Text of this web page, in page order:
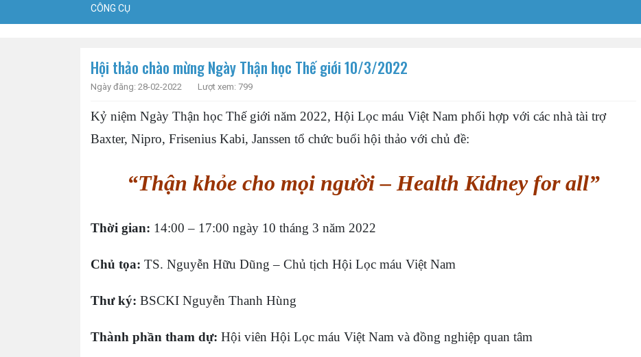
CÔNG CỤ
Hội thảo chào mừng Ngày Thận học Thế giới 10/3/2022
Ngày đăng: 28-02-2022 Lượt xem: 799
Kỷ niệm Ngày Thận học Thế giới năm 2022, Hội Lọc máu Việt Nam phối hợp với các nhà tài trợ
Baxter, Nipro, Frisenius Kabi, Janssen tổ chức buổi hội thảo với chủ đề:
“Thận khỏe cho mọi người – Health Kidney for all”
Thời gian: 14:00 – 17:00 ngày 10 tháng 3 năm 2022
Chủ tọa: TS. Nguyễn Hữu Dũng – Chủ tịch Hội Lọc máu Việt Nam
Thư ký: BSCKI Nguyễn Thanh Hùng
Thành phần tham dự: Hội viên Hội Lọc máu Việt Nam và đồng nghiệp quan tâm